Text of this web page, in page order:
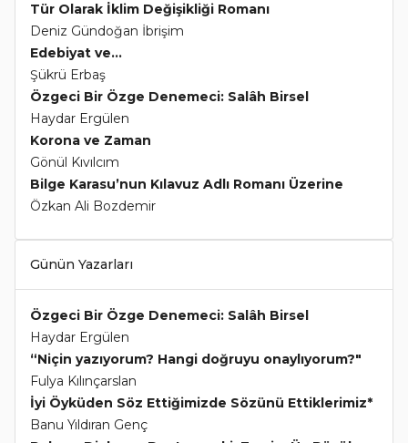
Tür Olarak İklim Değişikliği Romanı
Deniz Gündoğan İbrişim
Edebiyat ve...
Şükrü Erbaş
Özgeci Bir Özge Denemeci: Salâh Birsel
Haydar Ergülen
Korona ve Zaman
Gönül Kıvılcım
Bilge Karasu’nun Kılavuz Adlı Romanı Üzerine
Özkan Ali Bozdemir
Günün Yazarları
Özgeci Bir Özge Denemeci: Salâh Birsel
Haydar Ergülen
“Niçin yazıyorum? Hangi doğruyu onaylıyorum?"
Fulya Kılınçarslan
İyi Öyküden Söz Ettiğimizde Sözünü Ettiklerimiz*
Banu Yıldıran Genç